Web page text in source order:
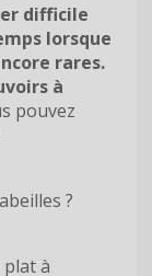
difficile
lorsque
rares.
à
pouvez
?
plat à